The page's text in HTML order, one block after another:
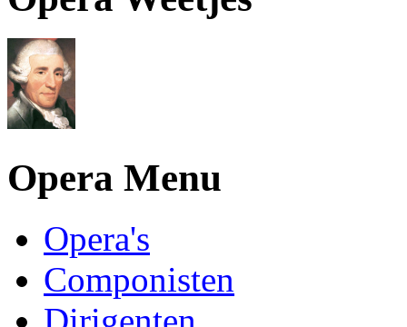
Opera Menu
Opera's
Componisten